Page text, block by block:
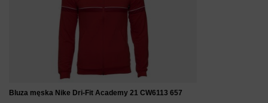
Bluza męska Nike Dri-Fit Academy 21 CW6113 657